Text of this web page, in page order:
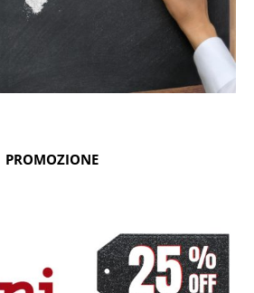
PROMOZIONE